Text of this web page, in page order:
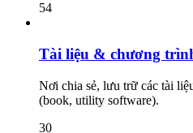
54
Tài liệu & chương
Nơi chia sẻ, lưu trữ các tài
(book, utility software).
30